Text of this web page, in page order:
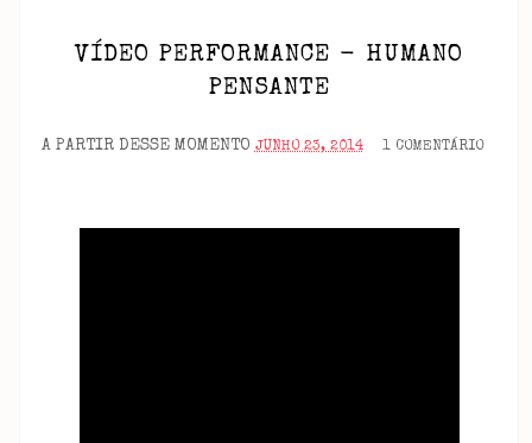
VÍDEO PERFORMANCE - HUMANO
PENSANTE
A PARTIR DESSE MOMENTO JUNHO 23, 2014 1 COMENTÁRIO